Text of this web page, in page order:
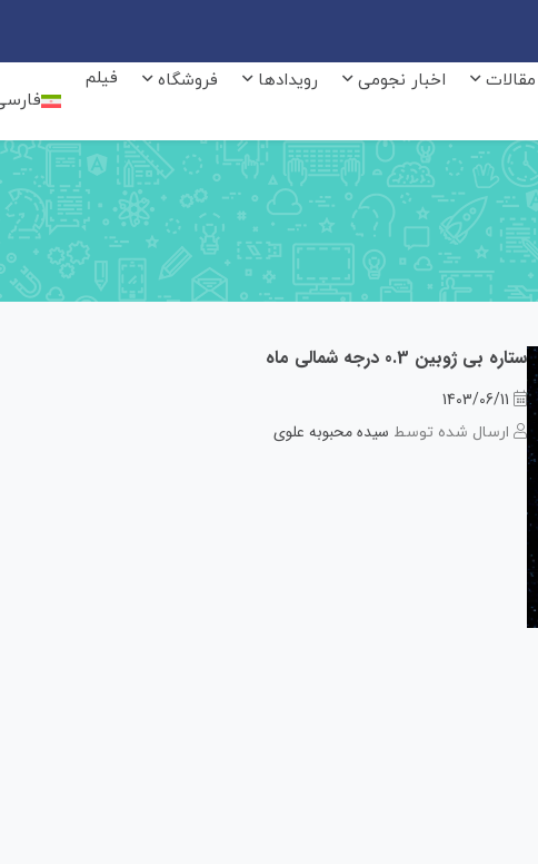
مقالات اخبار نجومی رویدادها فروشگاه
فیلم
ستاره بی ژوبین 0.3 درجه شمالی ماه
1403/06/11
ارسال شده توسط سیده محبوبه علوی